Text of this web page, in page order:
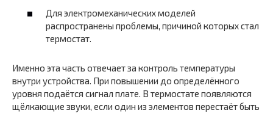
Для электромеханических моделей
распространены проблемы, причиной которых стал
термостат.
Именно эта часть отвечает за контроль температуры
внутри устройства. При повышении до определённого
уровня подаётся сигнал плате. В термостате появляются
щёлкающие звуки, если один из элементов перестаёт быть